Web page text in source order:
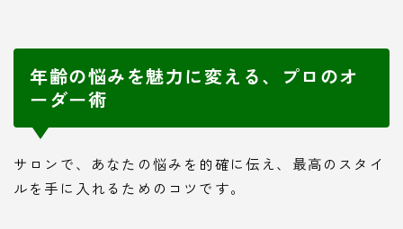
年齢の悩みを魅力に変える、プロのオ
ーダー術
サロンで、あなたの悩みを的確に伝え、最高のスタイ
ルを手に入れるためのコツです。